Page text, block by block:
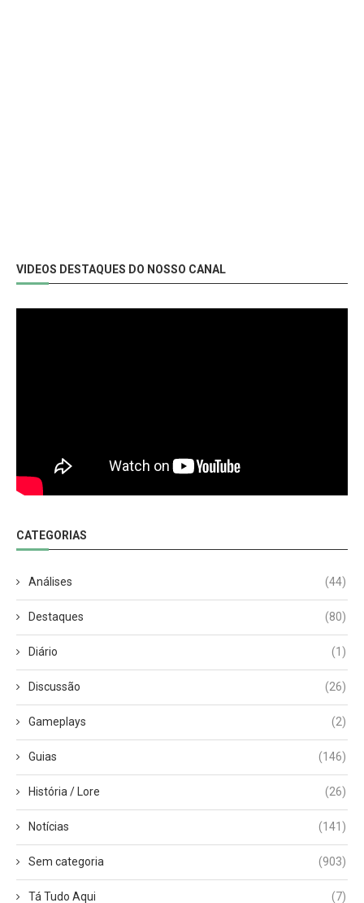
VIDEOS DESTAQUES DO NOSSO CANAL
CATEGORIAS
Análises (44)
Destaques (80)
Diário (1)
Discussão (26)
Gameplays (2)
Guias (146)
História / Lore (26)
Notícias (141)
Sem categoria (903)
Tá Tudo Aqui (7)